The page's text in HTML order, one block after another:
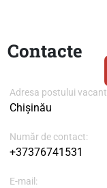
Contacte
Adresa postului vacant
Chișinău
Număr de contact:
+37376741531
E-mail: